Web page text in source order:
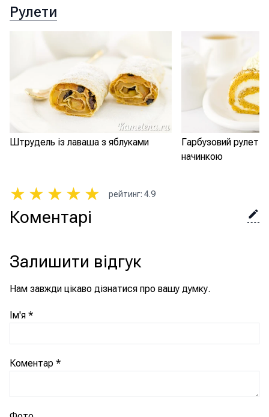
Рулети
Штрудель із лаваша з яблуками
Гарбузовий рулет
начинкою
★ ★ ★ ★ ★ рейтинг: 4.9
Коментарі
Залишити відгук
Нам завжди цікаво дізнатися про вашу думку.
Ім'я *
Коментар *